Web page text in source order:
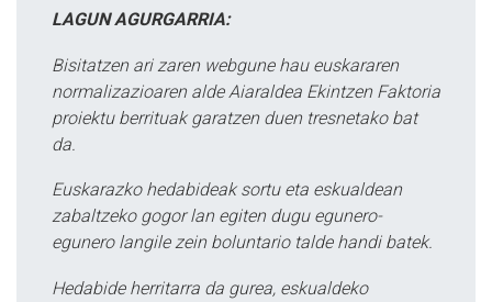
LAGUN AGURGARRIA:
Bisitatzen ari zaren webgune hau euskararen
normalizazioaren alde Aiaraldea Ekintzen Faktoria
proiektu berrituak garatzen duen tresnetako bat
da.
Euskarazko hedabideak sortu eta eskualdean
zabaltzeko gogor lan egiten dugu egunero-
egunero langile zein boluntario talde handi batek.
Hedabide herritarra da gurea, eskualdeko